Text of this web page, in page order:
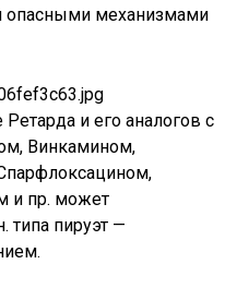
опасными механизмами
и его аналогов с
Винкамином,
и пр. может
типа пируэт —